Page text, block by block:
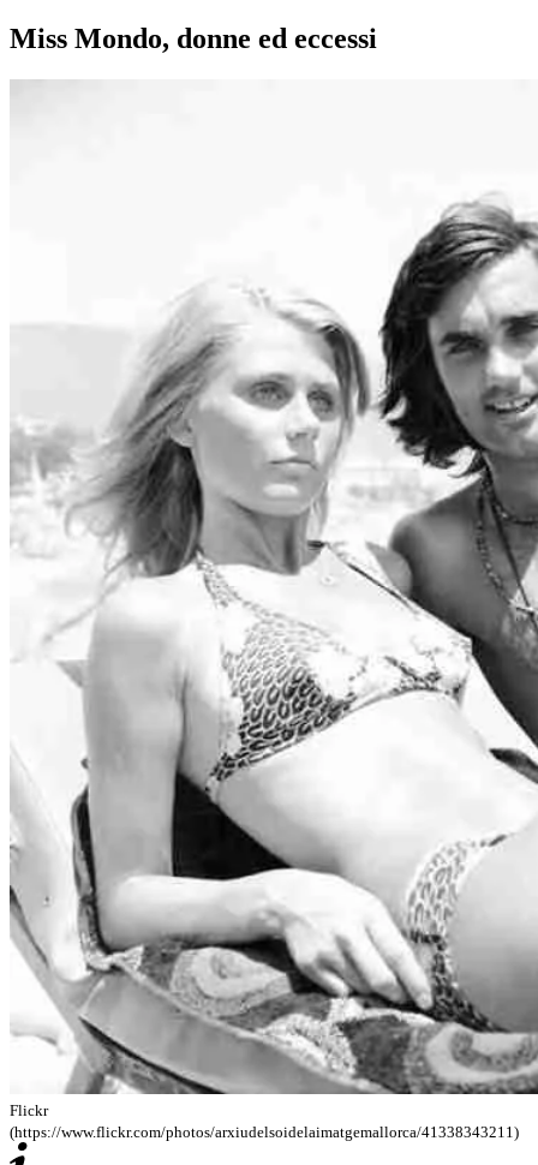
Miss Mondo, donne ed eccessi
Flickr
(https://www.flickr.com/photos/arxiudelsoidelaimatgemallorca/41338343211)